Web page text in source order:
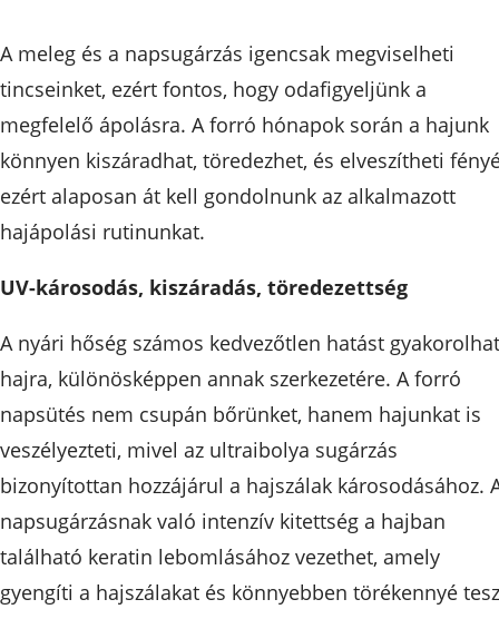
A meleg és a napsugárzás igencsak megviselheti
tincseinket, ezért fontos, hogy odafigyeljünk a
megfelelő ápolásra. A forró hónapok során a hajunk
könnyen kiszáradhat, töredezhet, és elveszítheti
ezért alaposan át kell gondolnunk az alkalmazott
hajápolási rutinunkat.
UV-károsodás, kiszáradás, töredezettség
A nyári hőség számos kedvezőtlen hatást
hajra, különösképpen annak szerkezetére. A forró
napsütés nem csupán bőrünket, hanem hajunkat is
veszélyezteti, mivel az ultraibolya sugárzás
bizonyítottan hozzájárul a hajszálak károsodásához.
napsugárzásnak való intenzív kitettség a hajban
található keratin lebomlásához vezethet, amely
gyengíti a hajszálakat és könnyebben törékennyé